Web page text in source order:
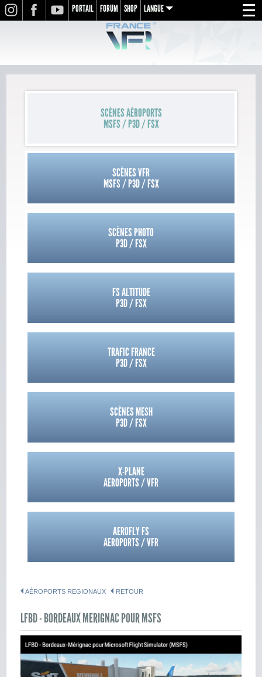
Menu
INSTAGRAMFACEBOOKYOUTUBE
PORTAIL FORUM SHOP LANGUE
de
SCÈNES AÉROPORTS
MSFS / P3D / FSX
SCÈNES VFR
MSFS / P3D / FSX
SCÈNES PHOTO
P3D / FSX
FS ALTITUDE
P3D / FSX
TRAFIC FRANCE
P3D / FSX
SCÈNES MESH
P3D / FSX
X-PLANE
AEROPORTS / VFR
AEROFLY FS
AEROPORTS / VFR
AÉROPORTS REGIONAUX RETOUR
LFBD - BORDEAUX MERIGNAC POUR MSFS